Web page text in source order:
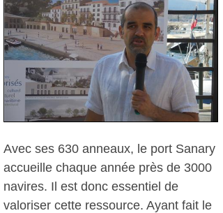
Avec ses 630 anneaux, le port Sanary
accueille chaque année près de 3000
navires. Il est donc essentiel de
valoriser cette ressource. Ayant fait le